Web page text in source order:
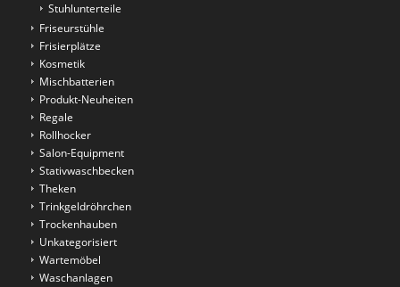
Stuhlunterteile
Friseurstühle
Frisierplätze
Kosmetik
Mischbatterien
Produkt-Neuheiten
Regale
Rollhocker
Salon-Equipment
Stativwaschbecken
Theken
Trinkgeldröhrchen
Trockenhauben
Unkategorisiert
Wartemöbel
Waschanlagen